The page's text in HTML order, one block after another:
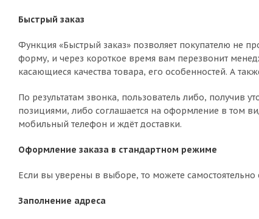
Быстрый заказ
Функция «Быстрый заказ» позволяет покупателю не
форму, и через короткое время вам перезвонит
касающиеся качества товара, его особенностей. А
По результатам звонка, пользователь либо, получив
позициями, либо соглашается на оформление в том
мобильный телефон и ждёт доставки.
Оформление заказа в стандартном режиме
Если вы уверены в выборе, то можете
Заполнение адреса